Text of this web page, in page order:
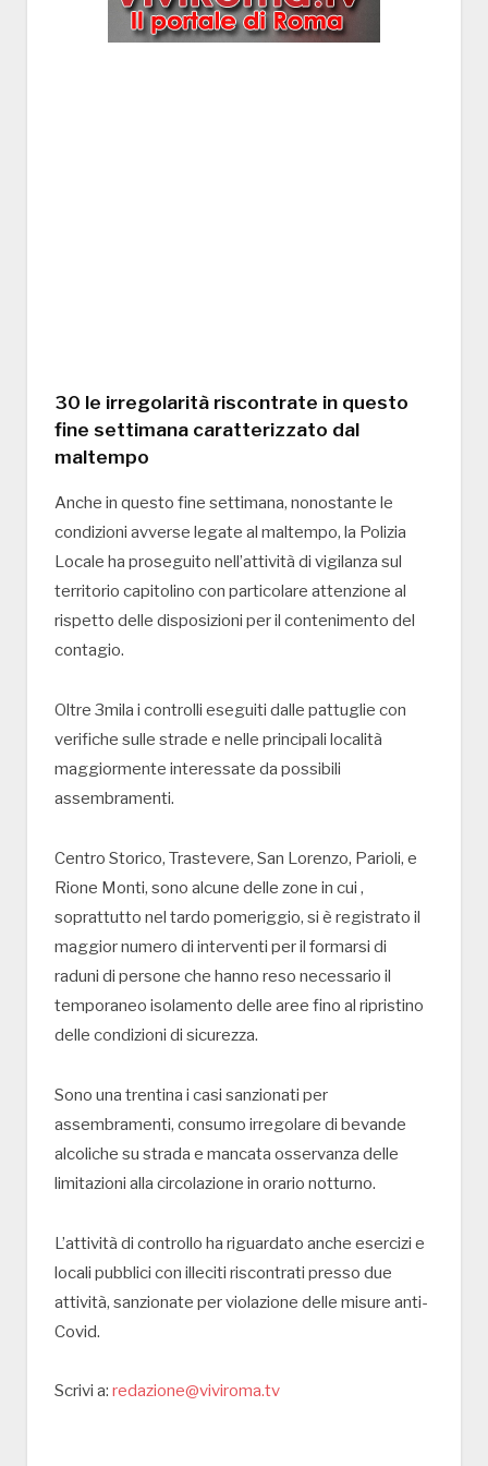
30 le irregolarità riscontrate in questo
fine settimana caratterizzato dal
maltempo
Anche in questo fine settimana, nonostante le
condizioni avverse legate al maltempo, la Polizia
Locale ha proseguito nell’attività di vigilanza sul
territorio capitolino con particolare attenzione al
rispetto delle disposizioni per il contenimento del
contagio.
Oltre 3mila i controlli eseguiti dalle pattuglie con
verifiche sulle strade e nelle principali località
maggiormente interessate da possibili
assembramenti.
Centro Storico, Trastevere, San Lorenzo, Parioli, e
Rione Monti, sono alcune delle zone in cui ,
soprattutto nel tardo pomeriggio, si è registrato il
maggior numero di interventi per il formarsi di
raduni di persone che hanno reso necessario il
temporaneo isolamento delle aree fino al ripristino
delle condizioni di sicurezza.
Sono una trentina i casi sanzionati per
assembramenti, consumo irregolare di bevande
alcoliche su strada e mancata osservanza delle
limitazioni alla circolazione in orario notturno.
L’attività di controllo ha riguardato anche esercizi e
locali pubblici con illeciti riscontrati presso due
attività, sanzionate per violazione delle misure anti-
Covid.
Scrivi a: redazione@viviroma.tv